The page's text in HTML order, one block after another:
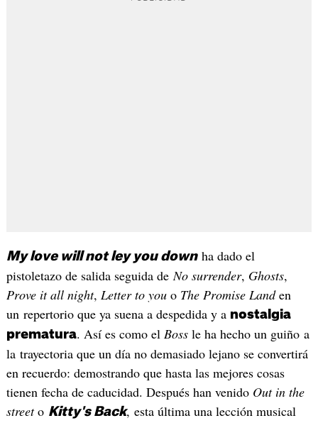
My love will not ley you down ha dado el
pistoletazo de salida seguida deNo surrender, Ghosts,
Prove it all night, Letter to youo The Promise Landen
un repertorio que ya suena a despedida y a nostalgia
prematura. Así es como el Boss le ha hecho un guiño a
la trayectoria que un día no demasiado lejano se convertirá
en recuerdo: demostrando que hasta las mejores cosas
tienen fecha de caducidad. Después han venido Out in the
streeto Kitty's Back, esta última una lección musical